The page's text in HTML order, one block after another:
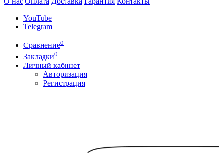
YouTube
Telegram
Сравнение0
Закладки0
Личный кабинет
Авторизация
Регистрация